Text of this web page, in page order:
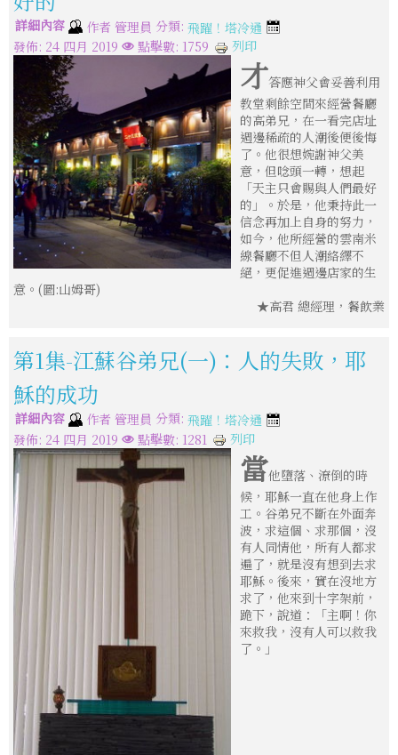
詳細內容 作者 管理員 分類: 飛躍！塔冷通
發佈: 24 四月 2019
點擊數: 1759 列印
才答應神父會妥善利用
教堂剩餘空間來經營餐廳
的高弟兄，在一看完店址
週邊稀疏的人潮後便後悔
了。他很想婉謝神父美
意，但唸頭一轉，想起
「天主只會賜與人們最好
的」。於是，他秉持此一
信念再加上自身的努力，
如今，他所經營的雲南米
線餐廳不但人潮絡繹不
絕，更促進週邊店家的生
意。(圖:山姆哥)
★高君 總經理，餐飲業
第1集-江蘇谷弟兄(一)：人的失敗，耶
穌的成功
詳細內容 作者 管理員 分類: 飛躍！塔冷通
發佈: 24 四月 2019
點擊數: 1281 列印
當他墮落、潦倒的時
候，耶穌一直在他身上作
工。谷弟兄不斷在外面奔
波，求這個、求那個，沒
有人同情他，所有人都求
遍了，就是沒有想到去求
耶穌。後來，實在沒地方
求了，他來到十字架前，
跪下，說道：「主啊！你
來救我，沒有人可以救我
了。」